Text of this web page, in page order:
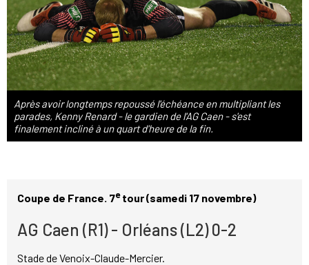
Après avoir longtemps repoussé l'échéance en multipliant les
parades, Kenny Renard - le gardien de l'AG Caen - s'est
finalement incliné à un quart d'heure de la fin.
Coupe de France. 7etour (samedi 17 novembre)
AG Caen (R1) - Orléans (L2) 0-2
Stade de Venoix-Claude-Mercier.